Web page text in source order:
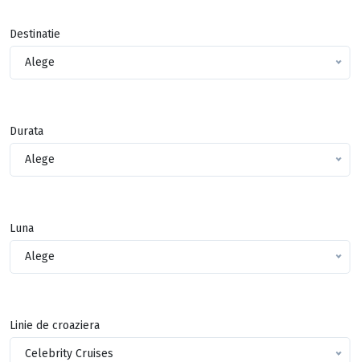
Destinatie
Alege
Durata
Alege
Luna
Alege
Linie de croaziera
Celebrity Cruises